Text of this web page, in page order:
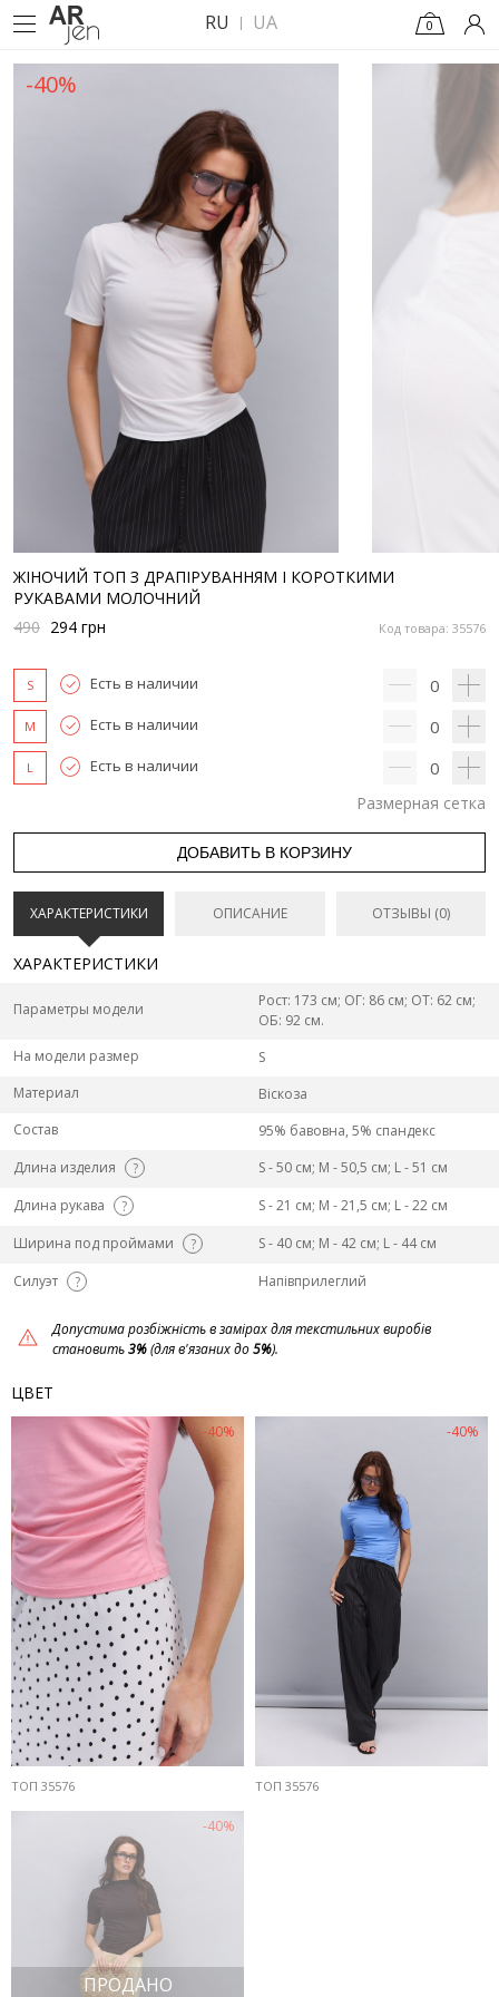
RU UA 0
-40%
ЖІНОЧИЙ ТОП З ДРАПІРУВАННЯМ І КОРОТКИМИ
РУКАВАМИ МОЛОЧНИЙ
Код товара: 35576
490 294 грн
S Есть в наличии 0
M Есть в наличии 0
L Есть в наличии 0
Размерная сетка
ДОБАВИТЬ В КОРЗИНУ
ХАРАКТЕРИСТИКИ ОПИСАНИЕ ОТЗЫВЫ (0)
ХАРАКТЕРИСТИКИ
Параметры модели
Рост: 173 см; ОГ: 86 см; ОТ: 62 см;
ОБ: 92 см.
На модели размер
S
Материал
Віскоза
Состав
95% бавовна, 5% спандекс
Длина изделия
?
S - 50 см; M - 50,5 см; L - 51 см
Длина рукава
?
S - 21 см; M - 21,5 см; L - 22 см
Ширина под проймами
?
S - 40 см; M - 42 см; L - 44 см
Силуэт
? Напівприлеглий
Допустима розбіжність в замірах для текстильних виробів
становить3%(для в'язаних до5%).
ЦВЕТ
-40%
ТОП 35576
-40%
ТОП 35576
-40%
ПРОДАНО